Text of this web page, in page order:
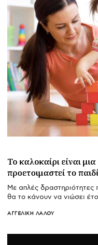
Το καλοκαίρι είναι
προετοιμαστεί το
Με απλές δραστηριότητες
θα το κάνουν να νιώσει
ΑΓΓΕΛΙΚΉ ΛΆΛΟΥ